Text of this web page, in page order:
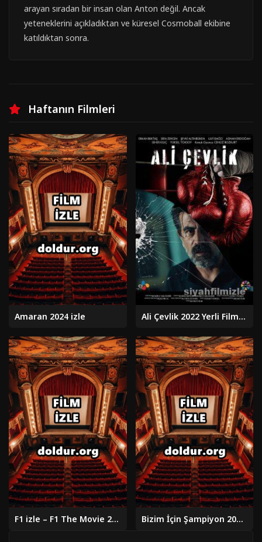
arayan sıradan bir insan olan Anton değil. Ancak
yeteneklerini açıkladıktan ve küresel Cosmoball ekibine
katıldıktan sonra.
Haftanın Filmleri
Amaran 2024 izle Ali Çevlik 2022 Yerli Filmi Full Sansürsüz izle
F1 izle – F1 The Movie 2025 izle Bizim İçin Şampiyon 2018 izle